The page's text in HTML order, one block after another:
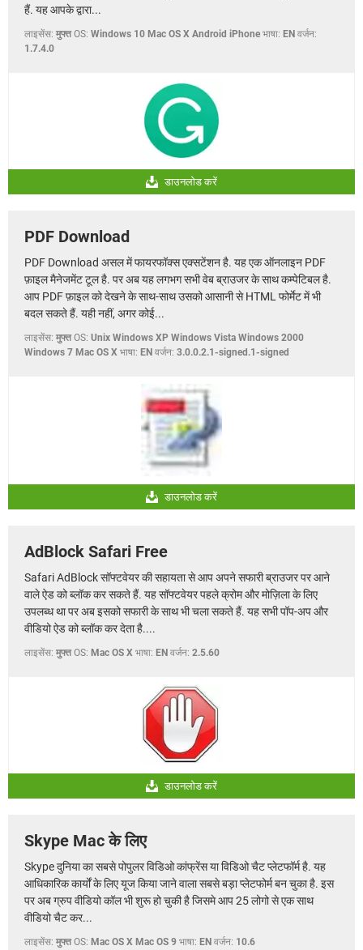
हैं. यह आपके द्वारा...
लाइसेंस: मुफ्त OS: Windows 10 Mac OS X Android iPhone भाषा: EN वर्जन:
1.7.4.0
डाउनलोड करें
PDF Download
PDF Download असल में फायरफॉक्स एक्सटेंशन है. यह एक ऑनलाइन PDF
फ़ाइल मैनेजमेंट टूल है. पर अब यह लगभग सभी वेब ब्राउजर के साथ कम्पेटिबल है.
आप PDF फ़ाइल को देखने के साथ-साथ उसको आसानी से HTML फोर्मेट में भी
बदल सकते हैं. यही नहीं, अगर कोई...
लाइसेंस: मुफ्त OS: Unix Windows XP Windows Vista Windows 2000
Windows 7 Mac OS X भाषा: EN वर्जन: 3.0.0.2.1-signed.1-signed
डाउनलोड करें
AdBlock Safari Free
Safari AdBlock सॉफ्टवेयर की सहायता से आप अपने सफारी ब्राउजर पर आने
वाले ऐड को ब्लॉक कर सकते हैं. यह सॉफ्टवेयर पहले क्रोम और मोज़िला के लिए
उपलब्ध था पर अब इसको सफारी के साथ भी चला सकते हैं. यह सभी पॉप-अप और
वीडियो ऐड को ब्लॉक कर देता है....
लाइसेंस: मुफ्त OS: Mac OS X भाषा: EN वर्जन: 2.5.60
डाउनलोड करें
Skype Mac के लिए
Skype दुनिया का सबसे पोपुलर विडिओ कांफ्रेंस या विडिओ चैट प्लेटफॉर्म है. यह
आधिकारिक कार्यों के लिए यूज किया जाने वाला सबसे बड़ा प्लेटफोर्म बन चुका है. इस
पर अब ग्रुप वीडियो कॉल भी शुरू हो चुकी है जिसमे आप 25 लोगो से एक साथ
वीडियो चैट कर...
लाइसेंस: मुफ्त OS: Mac OS X Mac OS 9 भाषा: EN वर्जन: 10.6